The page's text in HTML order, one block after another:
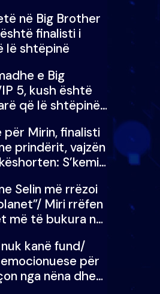
në Big Brother
finalisti i
lë shtëpinë
e Big
5, kush është
që lë shtëpinë
e madh
për Mirin, finalisti
prindërit, vajzën
S’kemi
Selin më rrëzoi
Miri rrëfen
më të bukura në
e mëngjesit
kanë fund/
për
nga nëna dhe